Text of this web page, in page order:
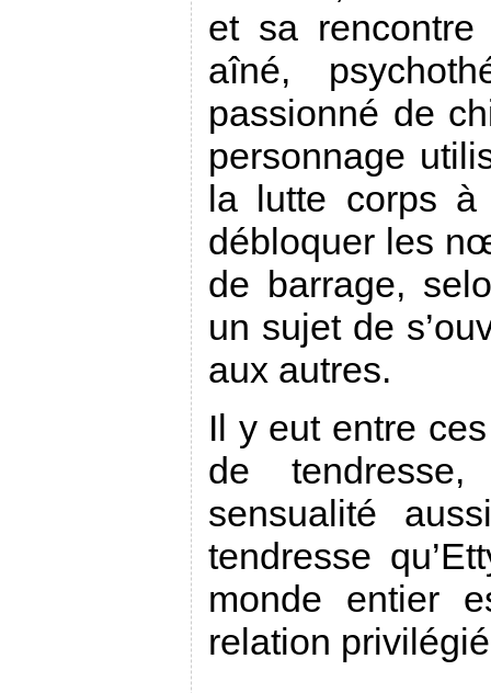
et sa
aîné,
passionné de
personnage
la lutte corps
débloquer les
de barrage,
un sujet de
aux autres.
Il y eut entre
de
sensualité
tendresse
monde entier
relation